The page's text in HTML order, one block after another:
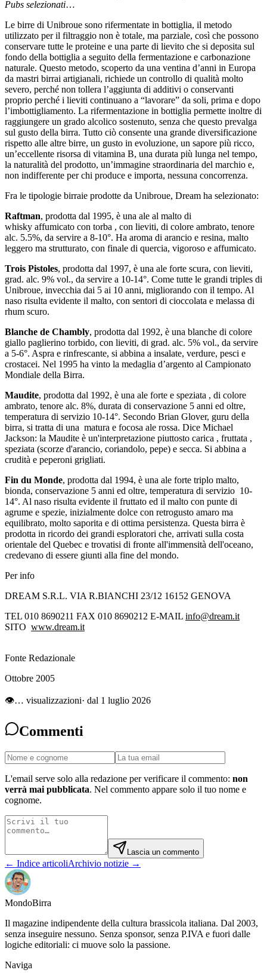
Pubs selezionati…
Le birre di Unibroue sono rifermentate in bottiglia, il metodo
utilizzato per il filtraggio non è totale, ma parziale, così che possono
conservare tutte le proteine e una parte di lievito che si deposita sul
fondo della bottiglia a seguito della fermentazione e carbonazione
naturale. Questo metodo, scoperto da una ventina d’anni in Europa
da mastri birrai artigianali, richiede un controllo di qualità molto
severo, perché non tollera l’aggiunta di additivi o conservanti
proprio perché i lieviti continuano a “lavorare” da soli, prima e dopo
l’imbottigliamento. La rifermentazione in bottiglia permette inoltre di
raggiungere un grado alcolico sostenuto, senza che questo prevalga
sul gusto della birra. Tutto ciò consente una grande diversificazione
rispetto alle altre birre, un gusto in evoluzione, un sapore più ricco,
un’eccellente risorsa di vitamina B, una durata più lunga nel tempo,
la naturalità del prodotto, un’immagine straordinaria del marchio e,
non indifferente per chi produce e importa, nessuna concorrenza.
Fra le tipologie birraie prodotte da Unibroue, Dream ha selezionato:
Raftman, prodotta dal 1995, è una ale al malto di
whisky affumicato con torba , con lieviti, di colore ambrato, tenore
alc. 5.5%, da servire a 8-10°. Ha aroma di arancio e resina, malto
leggero ma strutturato, con finale di quercia, vigoroso e affumicato.
Trois Pistoles, prodotta dal 1997, è una ale forte scura, con lieviti,
grad. alc. 9% vol., da servire a 10-14°. Come tutte le grandi triples di
Unibroue, invecchia dai 5 ai 10 anni, migliorando con il tempo. Al
naso risulta evidente il malto, con sentori di cioccolata e melassa di
rhum scuro.
Blanche de Chambly, prodotta dal 1992, è una blanche di colore
giallo paglierino torbido, con lieviti, di grad. alc. 5% vol., da servire
a 5-6°. Aspra e rinfrescante, si abbina a insalate, verdure, pesci e
crostacei. Nel 1995 ha vinto la medaglia d’argento al Campionato
Mondiale della Birra.
Maudite, prodotta dal 1992, è una ale forte e speziata , di colore
ambrato, tenore alc. 8%, durata di conservazione 5 anni ed oltre,
temperatura di servizio 10-14°. Secondo Brian Glover, guru della
birra, si tratta di una matura e focosa ale rossa. Dice Michael
Jackson: la Maudite è un'interpretazione piuttosto carica , fruttata ,
speziata (scorze d'arancio, coriandolo, pepe) e secca. Si abbina a
crudità e peperoni grigliati.
Fin du Monde, prodotta dal 1994, è una ale forte triplo malto,
bionda, conservazione 5 anni ed oltre, temperatura di servizio 10-
14°. Al naso risulta evidente il fruttato ed il malto con punte di
agrume e spezie, inizialmente dolce con retrogusto amaro ma
equilibrato, molto saporita e di ottima persistenza. Questa birra è
prodotta in ricordo dei grandi esploratori che, arrivati sulla costa
orientale del Quebec e trovatisi di fronte all'immensità dell'oceano,
credevano di essere giunti alla fine del mondo.
Per info
DREAM S.R.L. VIA R.BIANCHI 23/12 16152 GENOVA
TEL 010 8690211 FAX 010 8690212 E-MAIL info@dream.it
SITO www.dream.it
Fonte Redazionale
Ottobre 2005
👁… visualizzazioni· dal 1 luglio 2026
Commenti
L'email serve solo alla redazione per verificare il commento: non
verrà mai pubblicata. Nel commento appare solo il tuo nome e
cognome.
Lascia un commento
← Indice articoliArchivio notizie →
MondoBirra
Il magazine indipendente della cultura brassicola italiana. Dal 2003,
senza inseguire nessuno. Senza sponsor, senza P.IVA e fuori dalle
logiche editoriali: ci muove solo la passione.
Naviga